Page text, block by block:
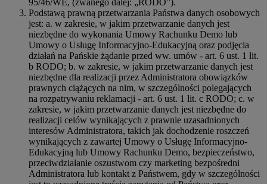
Podstawą prawną przetwarzania Państwa danych osobowych
jest: a. w zakresie, w jakim przetwarzanie danych jest
niezbędne do wykonania Umowy Rachunku Demo lub
Umowy o Usługę Informacyjno-Edukacyjną oraz podjęcia
działań na Pańskie żądanie przed ww. umów - art. 6 ust. 1 lit.
b RODO; b. w zakresie, w jakim przetwarzanie danych jest
niezbędne dla realizacji przez Administratora obowiązków
prawnych ciążących na nim, w szczególności polegających
na rozpatrywaniu reklamacji - art. 6 ust. 1 lit. c RODO; c. w
zakresie, w jakim przetwarzanie danych jest niezbędne do
realizacji celów wynikających z prawnie uzasadnionych
interesów Administratora, takich jak dochodzenie roszczeń
wynikających z zawartej Umowy o Usługę Informacyjno-
Edukacyjną lub Umowy Rachunku Demo, bezpieczeństwo,
przeciwdziałanie oszustwom czy marketing bezpośredni
Administratora lub kontakt z Państwem, gdy w szczególności